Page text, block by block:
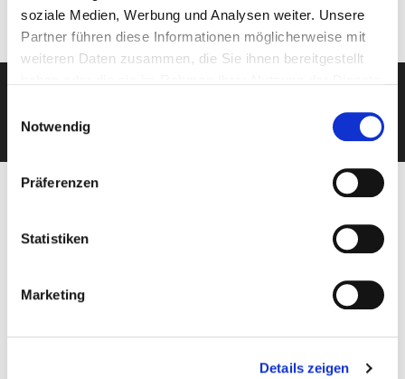
soziale Medien, Werbung und Analysen weiter. Unsere
Partner führen diese Informationen möglicherweise mit
weiteren Daten zusammen, die Sie ihnen bereitgestellt
Notwendig
Präferenzen
Statistiken
Marketing
Details zeigen
Ihre Ansprechpartner